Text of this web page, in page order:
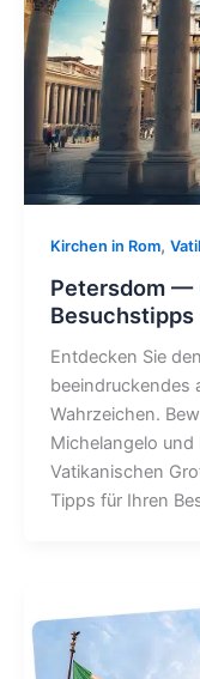
Kirchen in Rom,
Petersdom —
Besuchstipps
Entdecken Sie
beeindruckendes
Wahrzeichen.
Michelangelo und
Vatikanischen
Tipps für Ihren